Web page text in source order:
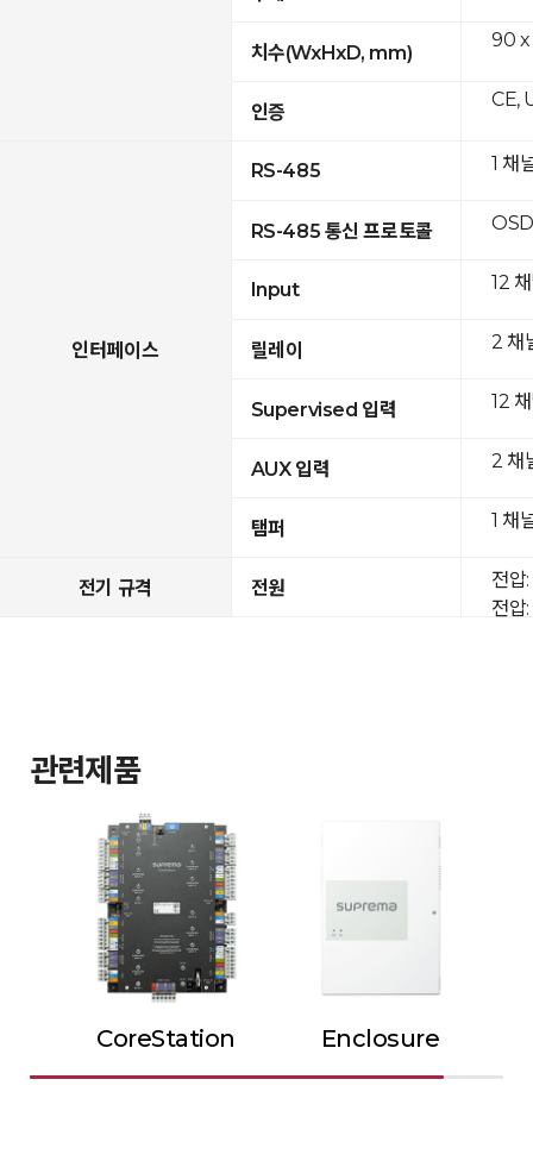
치수(WxHxD, mm)
인증
인터페이스
RS-485
RS-485 통신 프로토콜
Input
릴레이
Supervised 입력
AUX 입력
탬퍼
전기 규격 전원
90 x
CE,
1 채
12
2 채
12
2 채
1 채
전압
전압
관련제품
CoreStation Enclosure